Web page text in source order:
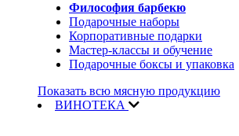
Философия барбекю
Подарочные наборы
Корпоративные подарки
Мастер-классы и обучение
Подарочные боксы и упаковка
Показать всю мясную продукцию
ВИНОТЕКА